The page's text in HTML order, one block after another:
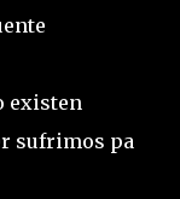
existen
sufrimos pa